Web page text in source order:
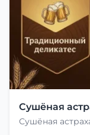
Сушёная
Сушёная